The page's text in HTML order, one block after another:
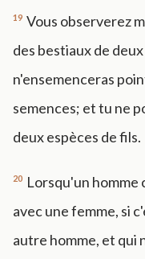
19 Vous observerez
des bestiaux de
n'ensemenceras
semences; et tu ne
deux espèces de fils.
20 Lorsqu'un homme
avec une femme, si
autre homme, et qui